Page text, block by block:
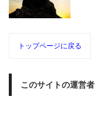
トップページに戻る
このサイトの運営者